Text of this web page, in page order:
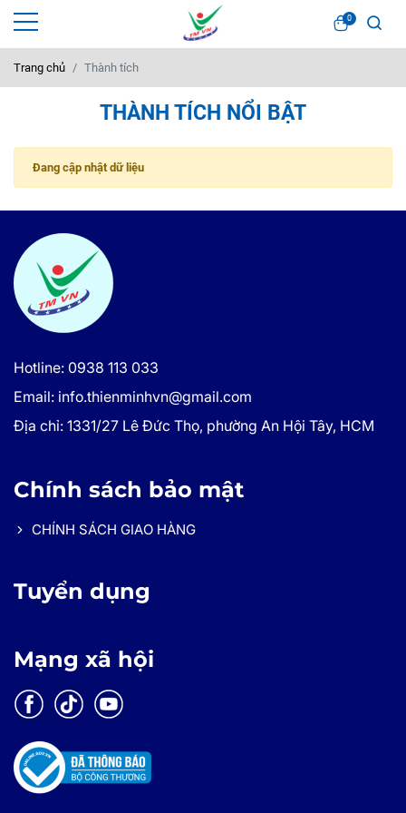
0
Trang chủ Thành tích
THÀNH TÍCH NỔI BẬT
Đang cập nhật dữ liệu
Hotline: 0938 113 033
Email: info.thienminhvn@gmail.com
Địa chỉ: 1331/27 Lê Đức Thọ, phường An Hội Tây, HCM
Chính sách bảo mật
CHÍNH SÁCH GIAO HÀNG
Tuyển dụng
Mạng xã hội